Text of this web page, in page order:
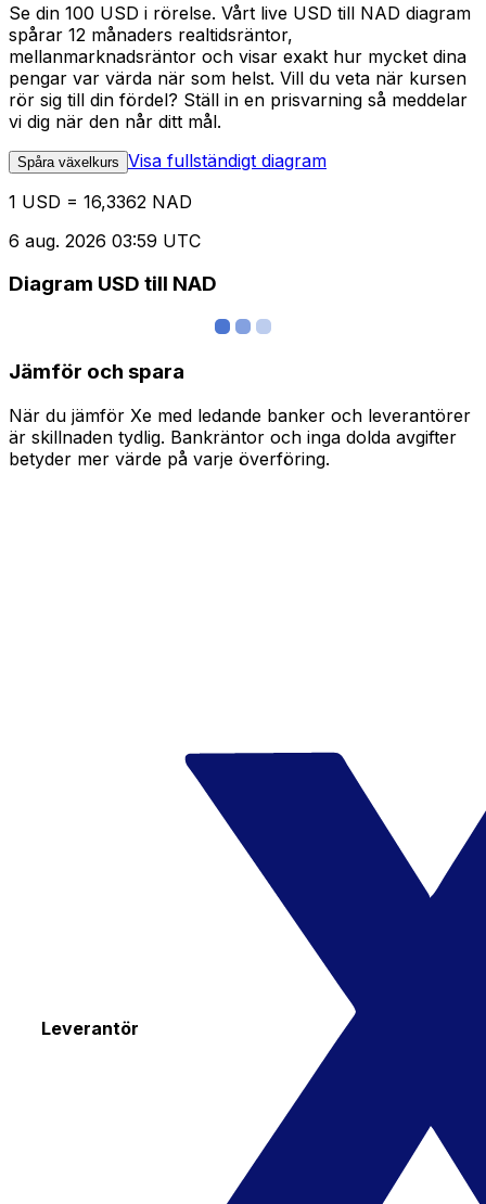
Se din 100 USD i rörelse. Vårt live USD till NAD diagram
spårar 12 månaders realtidsräntor,
mellanmarknadsräntor och visar exakt hur mycket dina
pengar var värda när som helst. Vill du veta när kursen
rör sig till din fördel? Ställ in en prisvarning så meddelar
vi dig när den når ditt mål.
Spåra växelkurs Visa fullständigt diagram
1 USD = 16,3362 NAD
6 aug. 2026 03:59 UTC
Diagram USD till NAD
Jämför och spara
När du jämför Xe med ledande banker och leverantörer
är skillnaden tydlig. Bankräntor och inga dolda avgifter
betyder mer värde på varje överföring.
Leverantör